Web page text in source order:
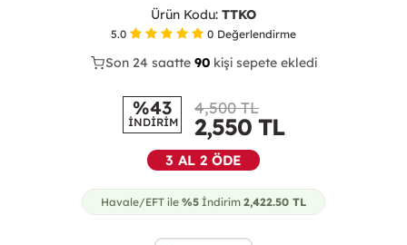
Ürün Kodu: TTKO
5.0 0 Değerlendirme
44
Son 24 saatte 90kişi sepete ekledi
34
%43
İNDİRİM
4,500 TL
2,550 TL
3 AL 2 ÖDE
Havale/EFT ile %5 İndirim 2,422.50 TL